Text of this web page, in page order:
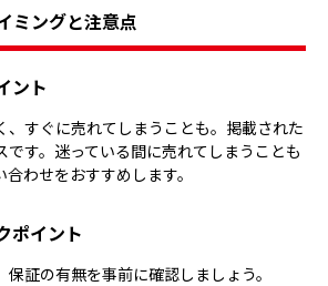
ミングと注意点
ント
、すぐに売れてしまうことも。掲載された
です。迷っている間に売れてしまうことも
わせをおすすめします。
ポイント
証の有無を事前に確認しましょう。